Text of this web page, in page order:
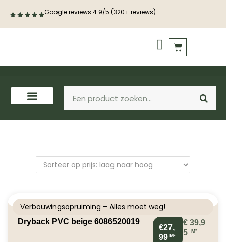
Google reviews 4.9/5 (320+ reviews)
Verbouwingsopruiming – Alles moet weg!
Dryback PVC beige 6086520019
€27,
99 M²
€39,9
5
M²